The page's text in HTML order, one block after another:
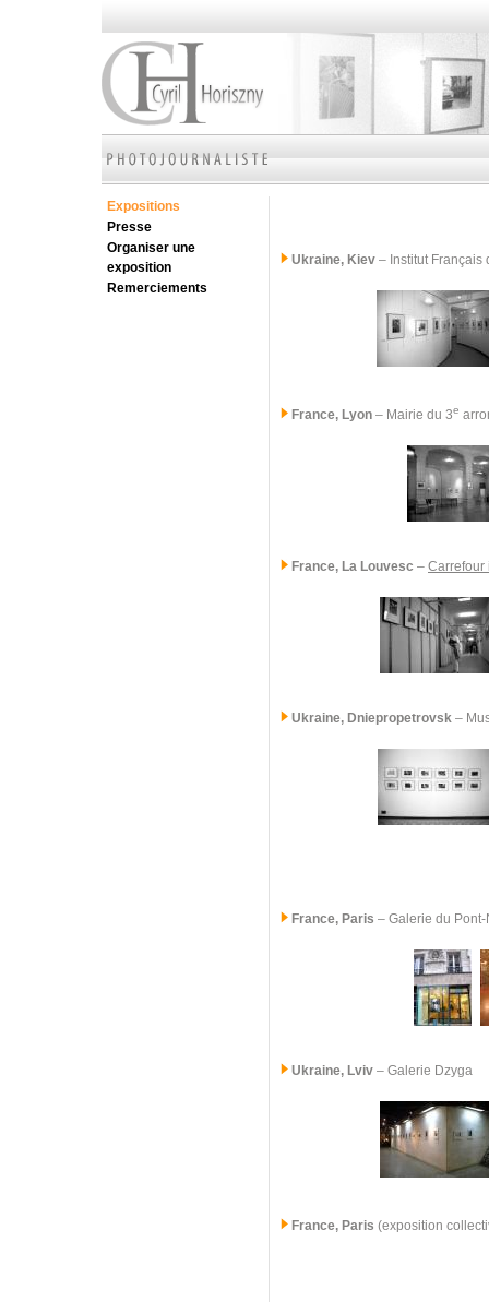
Expositions
Presse
Organiser une
exposition
Remerciements
Ukraine, Kiev – Institut Français
France, Lyon – Mairie du 3e
France, La Louvesc – Carrefour
Ukraine, Dniepropetrovsk –
France, Paris – Galerie du Pont-
Ukraine, Lviv – Galerie Dzyga
France, Paris (exposition